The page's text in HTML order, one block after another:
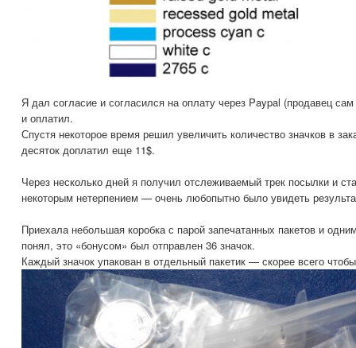
Я дал согласие и согласился на оплату через Paypal (продавец
и оплатил.
Спустя некоторое время решил увеличить количество значков в
десяток доплатил еще 11$.
Через несколько дней я получил отслеживаемый трек посылки и
некоторым нетерпением — очень любопытно было увидеть
Приехала небольшая коробка с парой запечатанных пакетов и
понял, это «бонусом» был отправлен 36 значок.
Каждый значок упакован в отдельный пакетик — скорее всего